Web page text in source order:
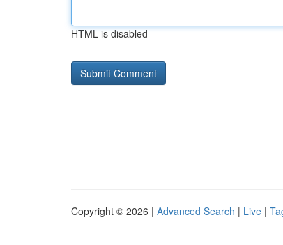
HTML is disabled
Copyright © 2026 | Advanced Search | Live |